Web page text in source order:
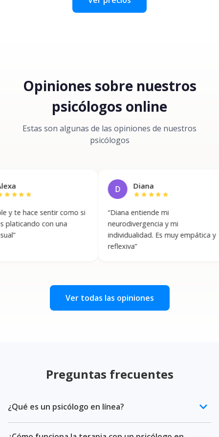
Opiniones sobre nuestros
psicólogos online
Estas son algunas de las opiniones de nuestros
psicólogos
sentir como si
con una
Diana
starstar starstar star
“ Diana entiende mi
neurodivergencia y mi
individualidad. Es muy empática y
Ver todas las opiniones
Preguntas frecuentes
¿Qué es un psicólogo en línea? keyboard_arrow_down